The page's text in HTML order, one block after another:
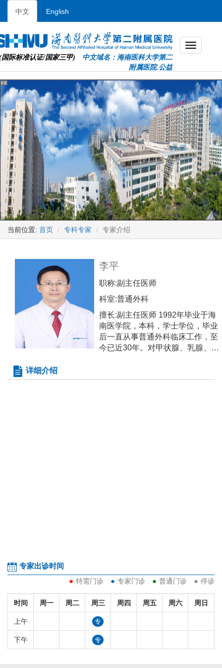
中文 English
国际标准认证/国家三甲) 中文域名：海南医科大学第二
附属医院.公益
当前位置: 首页 专科专家 专家介绍
李平
职称:副主任医师
科室:普通外科
擅长:副主任医师 1992年毕业于海
南医学院，本科，学士学位，毕业
后一直从事普通外科临床工作，至
今已近30年。对甲状腺、乳腺、腹
切除（TME）、低位直肠癌各种保
详细介绍
专家出诊时间
● 特需门诊 ● 专家门诊 ● 普通门诊 ● 停诊
时间 周一 周二 周三 周四 周五 周六 周日
上午 专
下午 专